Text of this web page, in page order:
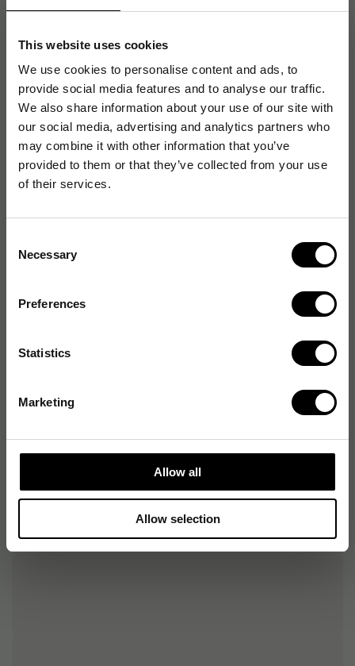
This website uses cookies
We use cookies to personalise content and ads, to
provide social media features and to analyse our traffic.
We also share information about your use of our site with
our social media, advertising and analytics partners who
may combine it with other information that you’ve
provided to them or that they’ve collected from your use
of their services.
Selection
Necessary
Preferences
Statistics
Marketing
Allow all
Allow selection
Originalnummer: B11B252401
Produktspecifikationer
Arkmatare
Maximal scanhastighet 10.9 sidor/minut
Skanningsupplösning
anslutningstyper
operativsystem